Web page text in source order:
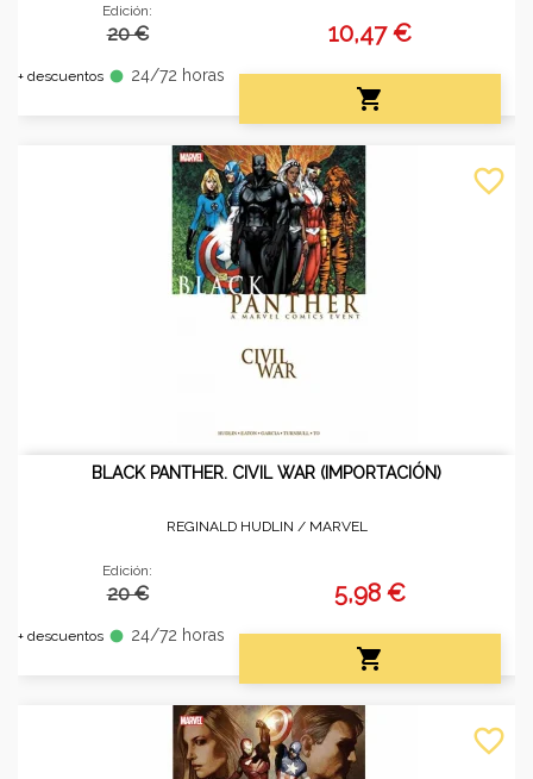
Edición:
20 €
+ descuentos fiber_manual_record 24/72 horas
10,47 €

BLACK PANTHER. CIVIL WAR (IMPORTACIÓN)
REGINALD HUDLIN / MARVEL
Edición:
20 €
+ descuentos fiber_manual_record 24/72 horas
5,98 €

favorite_border
favorite_border